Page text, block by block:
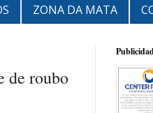
ZONA DA MATA
de roubo